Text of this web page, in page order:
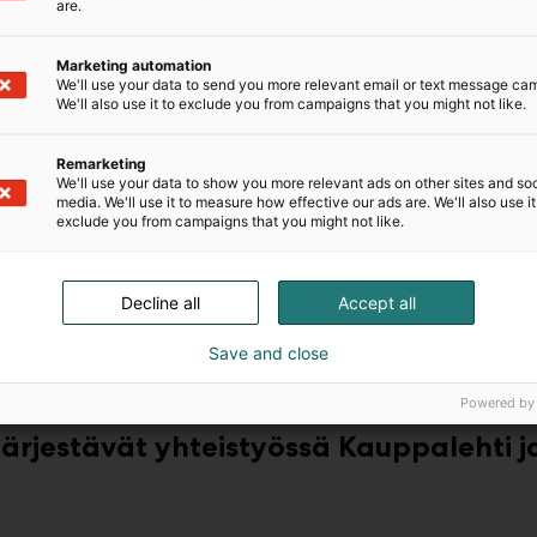
mahdollisuuden olla mukana siellä, missä
vakuuttaa yleisön asiantuntemuksellasi
pääset osaksi ajankohtaista keskustelua, jossa
kehityksen keskeisiä teemoja.
hakevat tukea ja ratkaisuja kasvuun. Tämä on
suomalaisten yritysten tulevaisuutta.
rakennetaan yhdessä teille vaikuttava
yhteistyössä Kauppalehti
are.
Marketing automation
We'll use your data to send you more relevant email or text message
We'll also use it to exclude you from campaigns that you might not like.
Remarketing
We'll use your data to show you more relevant ads on other sites and
media. We'll use it to measure how effective our ads are. We'll also use
exclude you from campaigns that you might not like.
Accept all
Decline all
Save and close
Powered by